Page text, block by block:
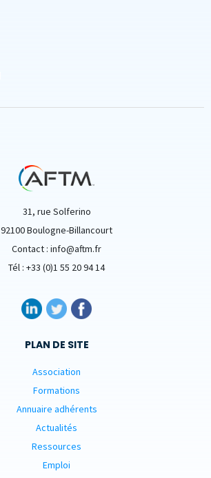
31, rue Solferino
92100 Boulogne-Billancourt
Contact : info@aftm.fr
Tél : +33 (0)1 55 20 94 14
PLAN DE SITE
Association
Formations
Annuaire adhérents
Actualités
Ressources
Emploi